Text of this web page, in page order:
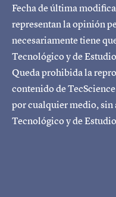
Fecha de última
representan la opinión
necesariamente tiene
Tecnológico y de
Queda prohibida la
contenido de
por cualquier medio,
Tecnológico y de